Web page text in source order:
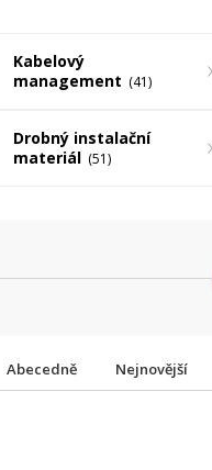
Kabelový
management
41
Drobný instalační
materiál 51
Abecedně Nejnovější